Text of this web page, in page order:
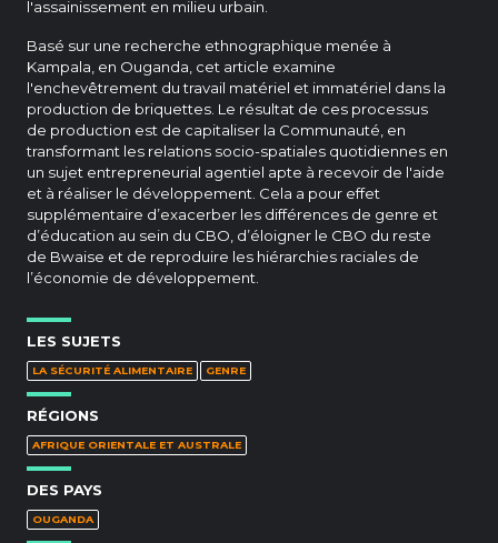
l'assainissement en milieu urbain.
Basé sur une recherche ethnographique menée à
Kampala, en Ouganda, cet article examine
l'enchevêtrement du travail matériel et immatériel dans la
production de briquettes. Le résultat de ces processus
de production est de capitaliser la Communauté, en
transformant les relations socio-spatiales quotidiennes en
un sujet entrepreneurial agentiel apte à recevoir de l'aide
et à réaliser le développement. Cela a pour effet
supplémentaire d’exacerber les différences de genre et
d’éducation au sein du CBO, d’éloigner le CBO du reste
de Bwaise et de reproduire les hiérarchies raciales de
l’économie de développement.
LES SUJETS
LA SÉCURITÉ ALIMENTAIRE GENRE
RÉGIONS
AFRIQUE ORIENTALE ET AUSTRALE
DES PAYS
OUGANDA